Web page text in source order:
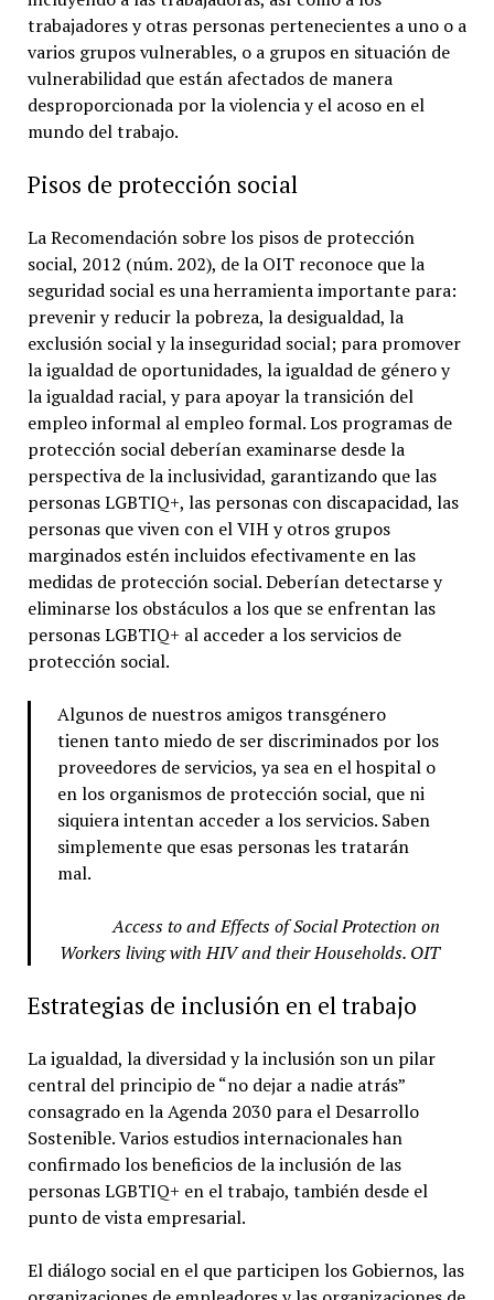
trabajadores y otras personas pertenecientes a uno o a
varios grupos vulnerables, o a grupos en situación de
vulnerabilidad que están afectados de manera
desproporcionada por la violencia y el acoso en el
mundo del trabajo.
Pisos de protección social
La Recomendación sobre los pisos de protección
social, 2012 (núm. 202), de la OIT reconoce que la
seguridad social es una herramienta importante para:
prevenir y reducir la pobreza, la desigualdad, la
exclusión social y la inseguridad social; para promover
la igualdad de oportunidades, la igualdad de género y
la igualdad racial, y para apoyar la transición del
empleo informal al empleo formal. Los programas de
protección social deberían examinarse desde la
perspectiva de la inclusividad, garantizando que las
personas LGBTIQ+, las personas con discapacidad, las
personas que viven con el VIH y otros grupos
marginados estén incluidos efectivamente en las
medidas de protección social. Deberían detectarse y
eliminarse los obstáculos a los que se enfrentan las
personas LGBTIQ+ al acceder a los servicios de
protección social.
Algunos de nuestros amigos transgénero
tienen tanto miedo de ser discriminados por los
proveedores de servicios, ya sea en el hospital o
en los organismos de protección social, que ni
siquiera intentan acceder a los servicios. Saben
simplemente que esas personas les tratarán
mal.
Access to and Effects of Social Protection on
Workers living with HIV and their Households. OIT
Estrategias de inclusión en el trabajo
La igualdad, la diversidad y la inclusión son un pilar
central del principio de “no dejar a nadie atrás”
consagrado en la Agenda 2030 para el Desarrollo
Sostenible. Varios estudios internacionales han
confirmado los beneficios de la inclusión de las
personas LGBTIQ+ en el trabajo, también desde el
punto de vista empresarial.
El diálogo social en el que participen los Gobiernos, las